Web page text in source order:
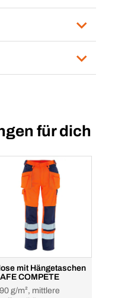
für dich
mit Hängetaschen
COMPETE
g/m², mittlere